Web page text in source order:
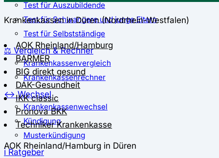
Test für Auszubildende
Test für Schwangere und junge Eltern
Test für Selbstständige
⚖️ Vergleich & Rechner
Krankenkassenvergleich
Krankenkassenrechner
↔ Wechsel
Krankenkassenwechsel
Kündigung
Musterkündigung
ℹ Ratgeber
Krankenkassen in Düren (Nordrhein-Westfalen)
AOK Rheinland/Hamburg
BARMER
BIG direkt gesund
DAK-Gesundheit
IKK classic
Pronova BKK
Techniker Krankenkasse
AOK Rheinland/Hamburg in Düren